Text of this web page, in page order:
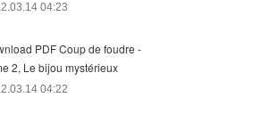
04:23
PDF Coup de foudre -
2, Le bijou mystérieux
04:22